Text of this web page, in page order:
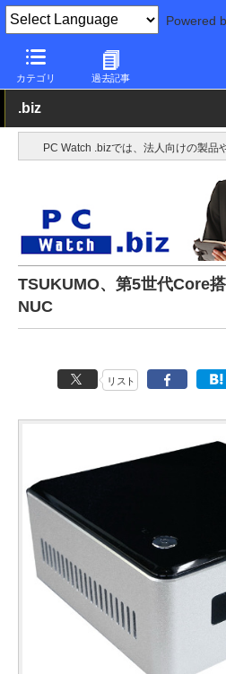
Powered
カテゴリ 過去記事
PC Watch パソコン/タブレット/ス
.biz
PC Watch .bizでは、法人向けの製品
TSUKUMO、第5世代Core
NUC
リスト